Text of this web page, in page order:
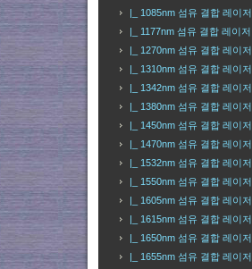
|_ 1085nm 섬유 결합 레이저
|_ 1177nm 섬유 결합 레이저
|_ 1270nm 섬유 결합 레이저
|_ 1310nm 섬유 결합 레이저
|_ 1342nm 섬유 결합 레이저
|_ 1380nm 섬유 결합 레이저
|_ 1450nm 섬유 결합 레이저
|_ 1470nm 섬유 결합 레이저
|_ 1532nm 섬유 결합 레이저
|_ 1550nm 섬유 결합 레이저
|_ 1605nm 섬유 결합 레이저
|_ 1615nm 섬유 결합 레이저
|_ 1650nm 섬유 결합 레이저
|_ 1655nm 섬유 결합 레이저